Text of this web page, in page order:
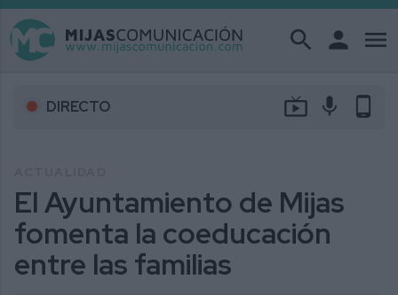
search person menu
DIRECTO live_tv mic phone_android
El Ayuntamiento de Mijas
fomenta la coeducación
entre las familias